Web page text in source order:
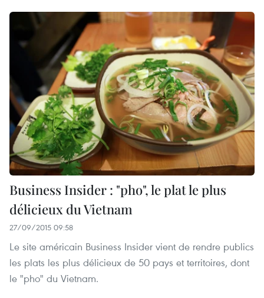
Business Insider : "pho", le plat le plus
délicieux du Vietnam
27/09/2015 09:58
Le site américain Business Insider vient de rendre publics
les plats les plus délicieux de 50 pays et territoires, dont
le "pho" du Vietnam.